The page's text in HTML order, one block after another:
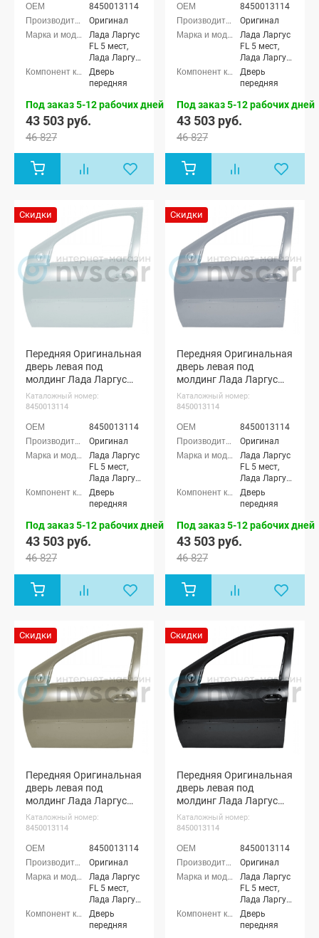
8450013114
Оригинал
Лада Ларгус
FL 5 мест,
Лада Ларгус
FL 7 мест,
Лада Ларгус
мест, Лада
Кросс 7 мест
Дверь
передняя
Под заказ 5-12 рабочих дней
43 503 руб.
46 827
8450013114
Оригинал
Лада Ларгус
FL 5 мест,
Лада Ларгус
FL 7 мест,
Лада Ларгус
мест, Лада
Кросс 7 мест
Дверь
передняя
Под заказ 5-12 рабочих дней
43 503 руб.
46 827
Скидки
Передняя Оригинальная
дверь левая под
молдинг Лада Ларгус
ФЛ (Ледниковый 221)
Каталожный номер:
8450013114
8450013114
Оригинал
Лада Ларгус
FL 5 мест,
Лада Ларгус
FL 7 мест,
Лада Ларгус
мест, Лада
Кросс 7 мест
Дверь
передняя
Под заказ 5-12 рабочих дней
43 503 руб.
46 827
Скидки
Передняя Оригинальная
дверь левая под
молдинг Лада Ларгус
ФЛ (Серое плато 624)
Каталожный номер:
8450013114
8450013114
Оригинал
Лада Ларгус
FL 5 мест,
Лада Ларгус
FL 7 мест,
Лада Ларгус
мест, Лада
Кросс 7 мест
Дверь
передняя
Под заказ 5-12 рабочих дней
43 503 руб.
46 827
Скидки
Передняя Оригинальная
дверь левая под
молдинг Лада Ларгус
ФЛ (Серый базальт 242)
Каталожный номер:
8450013114
8450013114
Оригинал
Лада Ларгус
FL 5 мест,
Лада Ларгус
FL 7 мест,
Лада Ларгус
Дверь
передняя
Скидки
Передняя Оригинальная
дверь левая под
молдинг Лада Ларгус
ФЛ (Черная жемчужина
676)
Каталожный номер:
8450013114
8450013114
Оригинал
Лада Ларгус
FL 5 мест,
Лада Ларгус
FL 7 мест,
Лада Ларгус
Дверь
передняя